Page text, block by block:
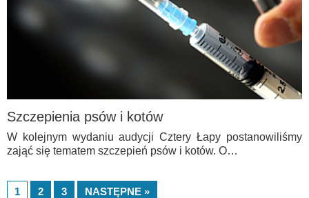
Szczepienia psów i kotów
W kolejnym wydaniu audycji Cztery Łapy postanowiliśmy
zająć się tematem szczepień psów i kotów. O…
1 2 3 NASTĘPNE »